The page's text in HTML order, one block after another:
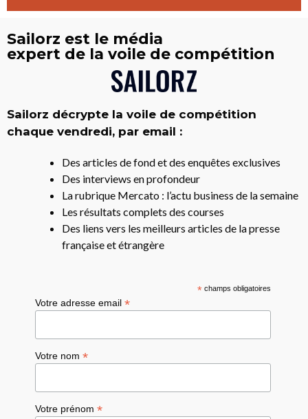
Sailorz est le média
expert de la voile de compétition
Sailorz décrypte la voile de compétition
chaque vendredi, par email :
Des articles de fond et des enquêtes exclusives
Des interviews en profondeur
La rubrique Mercato : l’actu business de la semaine
Les résultats complets des courses
Des liens vers les meilleurs articles de la presse
française et étrangère
*champs obligatoires
Votre adresse email*
Votre nom*
Votre prénom*